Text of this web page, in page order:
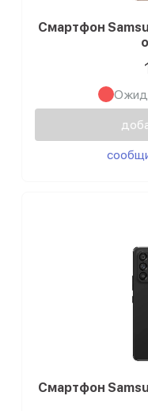
Смартфон
Смартфон